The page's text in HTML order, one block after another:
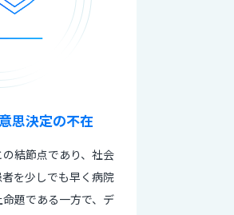
思決定の不在
結節点であり、社会
を少しでも早く病院
題である一方で、デ